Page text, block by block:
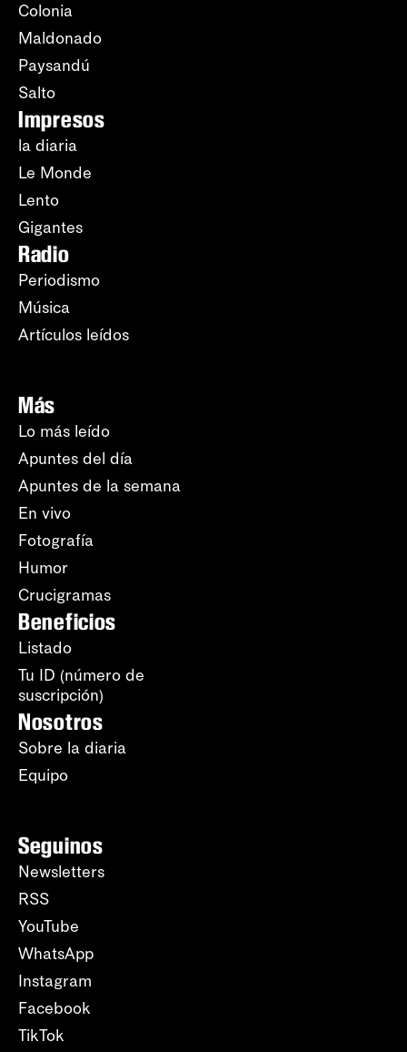
Colonia
Maldonado
Paysandú
Salto
Impresos
la diaria
Le Monde
Lento
Gigantes
Radio
Periodismo
Música
Artículos leídos
Más
Lo más leído
Apuntes del día
Apuntes de la semana
En vivo
Fotografía
Humor
Crucigramas
Beneficios
Listado
Tu ID (número de
suscripción)
Nosotros
Sobre la diaria
Equipo
Seguinos
Newsletters
RSS
YouTube
WhatsApp
Instagram
Facebook
TikTok